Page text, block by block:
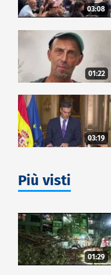
03:08
01:22
03:19
Più visti
01:29